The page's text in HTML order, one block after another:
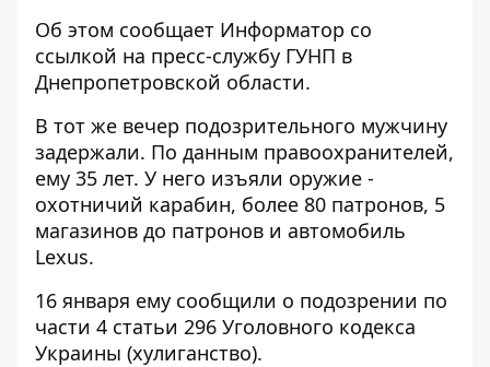
Об этом сообщает Информатор со
ссылкой на пресс-службу ГУНП в
Днепропетровской области.
В тот же вечер подозрительного мужчину
задержали. По данным правоохранителей,
ему 35 лет. У него изъяли оружие -
охотничий карабин, более 80 патронов, 5
магазинов до патронов и автомобиль
Lexus.
16 января ему сообщили о подозрении по
части 4 статьи 296 Уголовного кодекса
Украины (хулиганство).